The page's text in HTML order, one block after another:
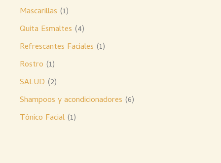
Mascarillas 1
Quita Esmaltes 4
Refrescantes Faciales 1
Rostro 1
SALUD 2
Shampoos y acondicionadores 6
Tónico Facial 1